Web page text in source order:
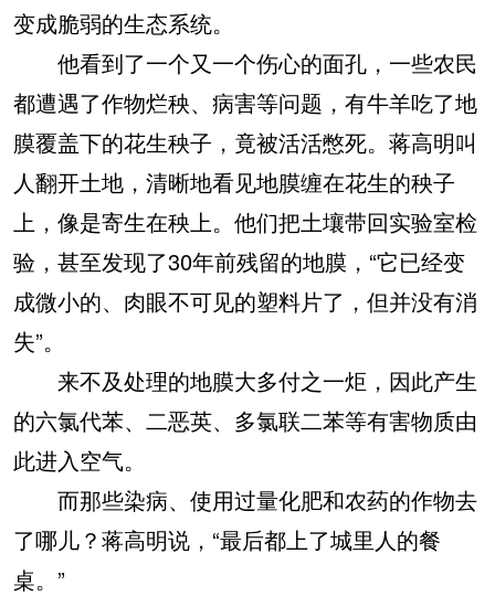
变成脆弱的生态系统。
他看到了一个又一个伤心的面孔，一些农民
都遭遇了作物烂秧、病害等问题，有牛羊吃了地
膜覆盖下的花生秧子，竟被活活憋死。蒋高明叫
人翻开土地，清晰地看见地膜缠在花生的秧子
上，像是寄生在秧上。他们把土壤带回实验室检
验，甚至发现了30年前残留的地膜，“它已经变
成微小的、肉眼不可见的塑料片了，但并没有消
失”。
来不及处理的地膜大多付之一炬，因此产生
的六氯代苯、二恶英、多氯联二苯等有害物质由
此进入空气。
而那些染病、使用过量化肥和农药的作物去
了哪儿？蒋高明说，“最后都上了城里人的餐
桌。”